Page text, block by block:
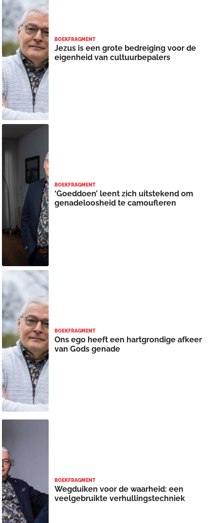
BOEKFRAGMENT
Jezus is een grote bedreiging voor de
eigenheid van cultuurbepalers
BOEKFRAGMENT
‘Goeddoen’ leent zich uitstekend om
genadeloosheid te camoufleren
BOEKFRAGMENT
Ons ego heeft een hartgrondige afkeer
van Gods genade
BOEKFRAGMENT
Wegduiken voor de waarheid: een
veelgebruikte verhullingstechniek